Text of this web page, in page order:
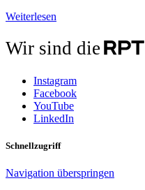
Weiterlesen
Wir sind die
Instagram
Facebook
YouTube
LinkedIn
Schnellzugriff
Navigation überspringen